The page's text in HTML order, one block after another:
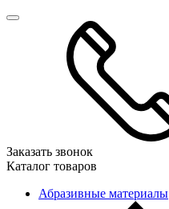
Заказать звонок
Каталог товаров
Абразивные материалы